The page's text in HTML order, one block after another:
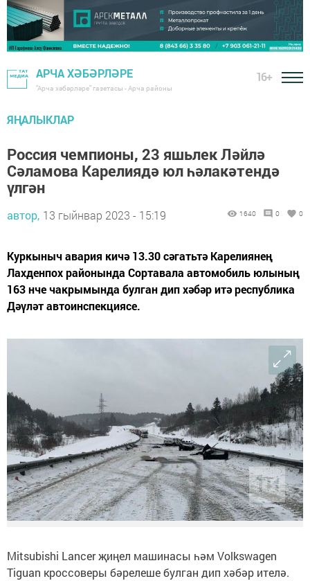
АРЧА ХӘБӘРЛӘРЕ
"Арча хәбәрләре" газетасы - Арча районы
16+
ЯҢАЛЫКЛАР
Россия чемпионы, 23 яшьлек Ләйлә
Сәламова Карелиядә юл һәлакәтендә
үлгән
автор, 13 гыйнвар 2023 - 15:19 1640 0 0
Куркыныч авария кичә 13.30 сәгатьтә Карелиянең
Лахденпох районында Сортавала автомобиль юлының
163 нче чакрымында булган дип хәбәр итә республика
Дәүләт автоинспекциясе.
Mitsubishi Lancer җиңел машинасы һәм Volkswagen
Tiguan кроссоверы бәрелеше булган дип хәбәр ителә.